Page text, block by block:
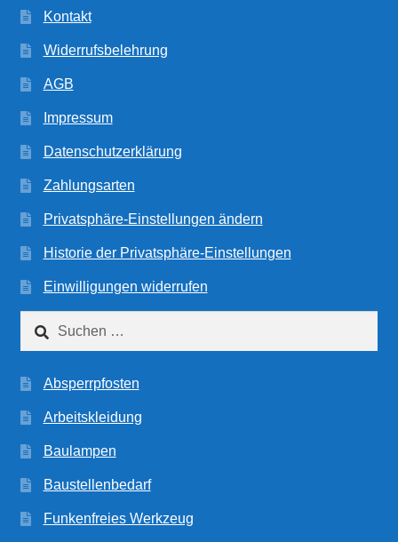
Kontakt
Widerrufsbelehrung
AGB
Impressum
Datenschutzerklärung
Zahlungsarten
Privatsphäre-Einstellungen ändern
Historie der Privatsphäre-Einstellungen
Einwilligungen widerrufen
nach:
Absperrpfosten
Arbeitskleidung
Baulampen
Baustellenbedarf
Funkenfreies Werkzeug